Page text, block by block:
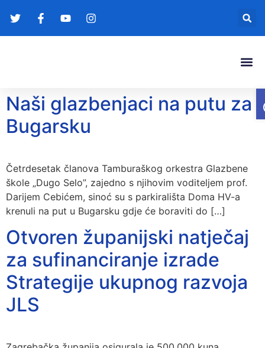
Naši glazbenjaci na putu za
Bugarsku
Četrdesetak članova Tamburaškog orkestra Glazbene
škole „Dugo Selo”, zajedno s njihovim voditeljem prof.
Darijem Cebićem, sinoć su s parkirališta Doma HV-a
krenuli na put u Bugarsku gdje će boraviti do […]
Otvoren županijski natječaj
za sufinanciranje izrade
Strategije ukupnog razvoja
JLS